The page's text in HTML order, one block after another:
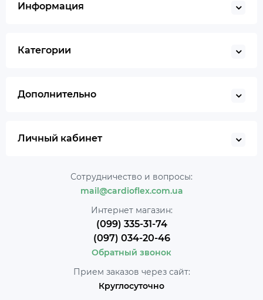
Информация
Категории
Дополнительно
Личный кабинет
Сотрудничество и вопросы:
mail@cardioflex.com.ua
Интернет магазин:
(099) 335-31-74
(097) 034-20-46
Обратный звонок
Прием заказов через сайт:
Круглосуточно